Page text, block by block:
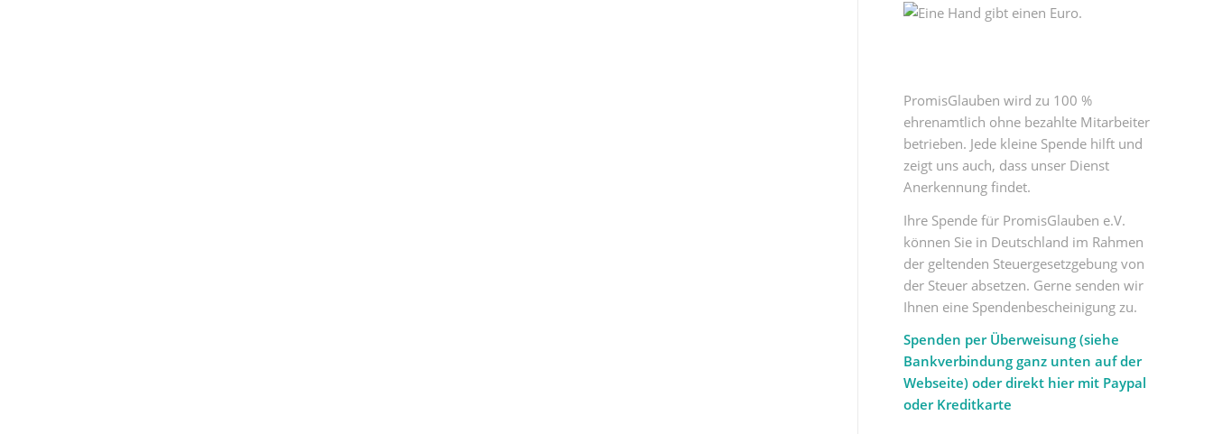
PromisGlauben wird zu 100 %
ehrenamtlich ohne bezahlte Mitarbeiter
betrieben. Jede kleine Spende hilft und
zeigt uns auch, dass unser Dienst
Anerkennung findet.
Ihre Spende für PromisGlauben e.V.
können Sie in Deutschland im Rahmen
der geltenden Steuergesetzgebung von
der Steuer absetzen. Gerne senden wir
Ihnen eine Spendenbescheinigung zu.
Spenden per Überweisung (siehe
Bankverbindung ganz unten auf der
Webseite) oder direkt hier mit Paypal
oder Kreditkarte